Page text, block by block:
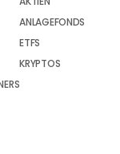
ANLAGEFONDS
ETFS
KRYPTOS